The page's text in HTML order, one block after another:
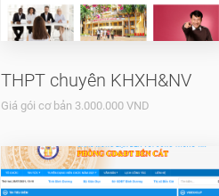
THPT chuyên KHXH&NV
Giá gói cơ bản 3.000.000 VND